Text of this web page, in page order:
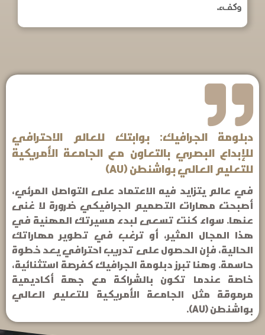
وكفء.
دبلومة الجرافيك: بوابتك للعالم الاحترافي
للإبداع البصري بالتعاون مع الجامعة الأمريكية
للتعليم العالي بواشنطن (AU)
في عالم يتزايد فيه الاعتماد على التواصل المرئي،
أصبحت مهارات التصميم الجرافيكي ضرورة لا غنى
عنها. سواء كنت تسعى لبدء مسيرتك المهنية في
هذا المجال المثير، أو ترغب في تطوير مهاراتك
الحالية، فإن الحصول على تدريب احترافي يعد خطوة
حاسمة. وهنا تبرز دبلومة الجرافيك كفرصة استثنائية،
خاصة عندما تكون بالشراكة مع جهة أكاديمية
مرموقة مثل الجامعة الأمريكية للتعليم العالي
بواشنطن (AU).